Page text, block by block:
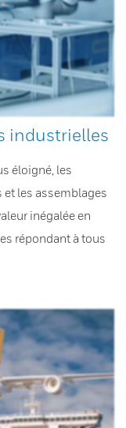
industrielles
éloigné, les
et les assemblages
inégalée en
répondant à tous